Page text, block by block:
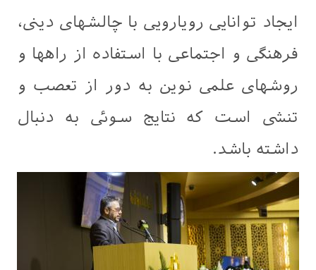
ایجاد توانایی رویارویی با چالشهای دینی،
فرهنگی و اجتماعی با استفاده از راهها و
روشهای علمی نوین به دور از تعصب و
تنشی است که نتایج سوئی به دنبال
داشته باشد.